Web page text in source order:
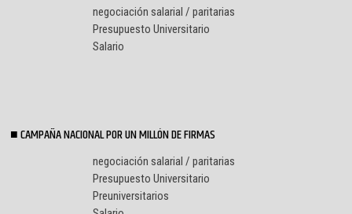
negociación salarial / paritarias
Presupuesto Universitario
Salario
CAMPAÑA NACIONAL POR UN MILLÓN DE FIRMAS
negociación salarial / paritarias
Presupuesto Universitario
Preuniversitarios